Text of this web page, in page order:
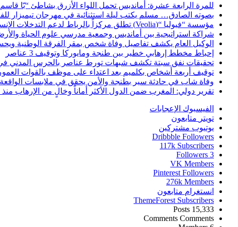
للمرة الرابعة عشرة: أمانديس تحمل اللواء الأزرق بشاطئ “بّا
بصوته الصادق… مسلم يكتب ليلة استثنائية في مهرجان تيميزار
مؤسسة “فيوليا “(Veolia) تطلق مركزاً بالرباط لدعم التدخلات الإنسانية في إفريقيا والشرق الأدنى والشرق الأوسط
شراكة استراتيجية بين أمانديس وجمعية مدرسي علوم الحياة
الوكيل العام يكشف تفاصيل وفاة شخص بمقر الفرقة الوطنية
إحباط مخطط إرهابي خطير بين طنجة ومايوركا وتوقيف 3 عناصر
تحقيقات نفق سبتة تكشف شبهات تورط عناصر بالحرس المدني
توقيف أربعة أشخاص بكلميم بعد اعتداء على موظف بالقوات
وفاة شاب في حادثة سير بطنجة والأمن يحقق في ملابسات الواقعة
تقرير دولي: المغرب ضمن الدول الأكثر أماناً وخالٍ من الإرهاب منذ أكثر
الفيسبوك الإعجابات
تويتر متابعون
يوتيوب مشتركين
Dribbble Followers
117k Subscribers
3
Followers
VK Members
Pinterest Followers
276k Members
انستغرام متابعون
ThemeForest Subscribers
15,333
Posts
Comments Comments